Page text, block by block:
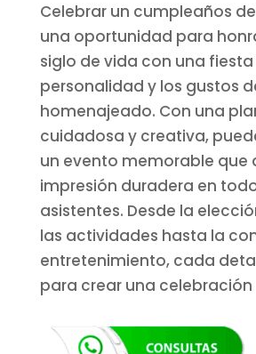
Celebrar un cumpleaños
una oportunidad para
siglo de vida con una
personalidad y los gustos
homenajeado. Con una
cuidadosa y creativa,
un evento memorable que
impresión duradera en
asistentes. Desde la
las actividades hasta la
entretenimiento, cada
para crear una